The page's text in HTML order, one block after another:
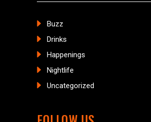
Buzz
Drinks
Happenings
Nightlife
Uncategorized